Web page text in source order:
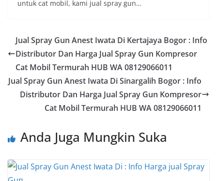
untuk cat mobil, kami jual spray gun…
Jual Spray Gun Anest Iwata Di Kertajaya Bogor : Info
Distributor Dan Harga Jual Spray Gun Kompresor
Cat Mobil Termurah HUB WA 08129066011
Jual Spray Gun Anest Iwata Di Sinargalih Bogor : Info
Distributor Dan Harga Jual Spray Gun Kompresor
Cat Mobil Termurah HUB WA 08129066011
Anda Juga Mungkin Suka